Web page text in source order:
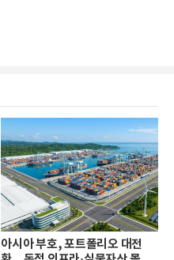
아시아 부호, 포트폴리오 대전